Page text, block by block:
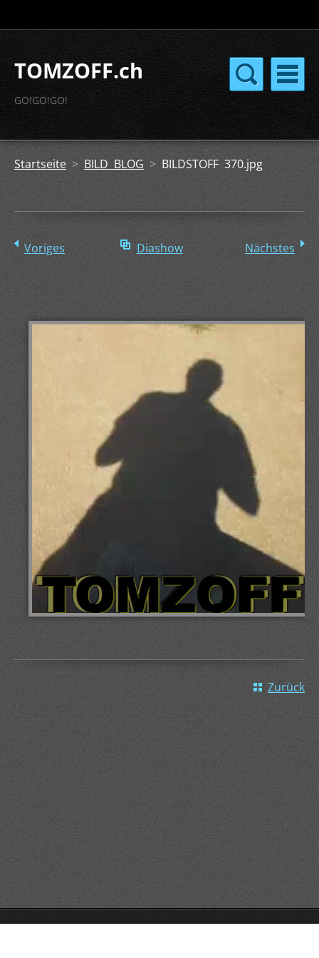
TOMZOFF.ch
GO!GO!GO!
Startseite > BILD BLOG > BILDSTOFF 370.jpg
Voriges Diashow Nächstes
Zurück